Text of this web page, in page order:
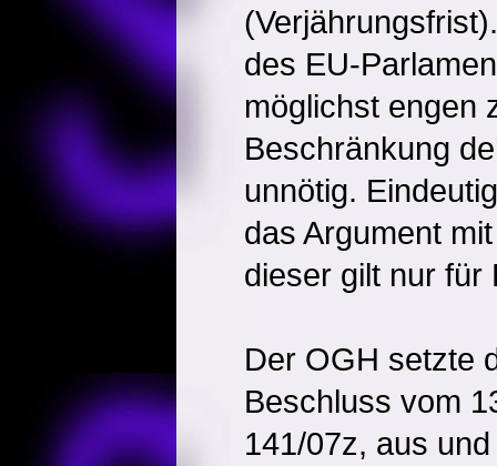
des EU-
möglichst engen
Beschränkung
unnötig.
das Argument
dieser gilt nur für
Der OGH setzte
Beschluss vom
141/07z, aus